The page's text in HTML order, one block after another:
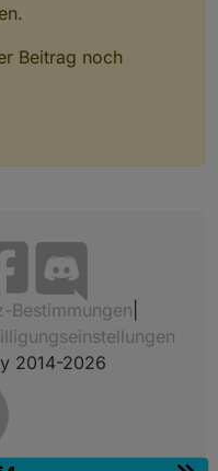
Beitrag noch
Bestimmungen
2014-2026